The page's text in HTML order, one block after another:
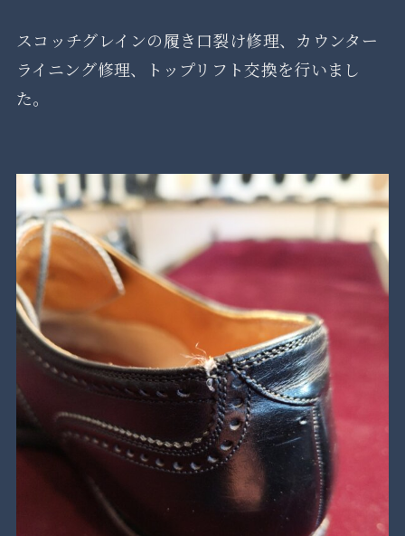
スコッチグレインの履き口裂け修理、カウンター
ライニング修理、トップリフト交換を行いまし
た。